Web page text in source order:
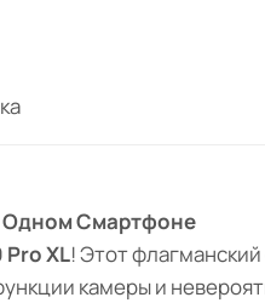
Одном Смартфоне
XL! Этот
камеры и